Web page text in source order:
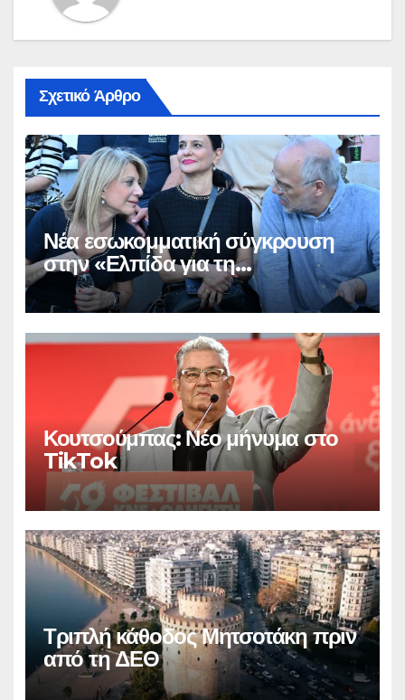
Σχετικό Άρθρο
Νέα εσωκομματική σύγκρουση
στην «Ελπίδα για τη
Δημοκρατία»
Κουτσούμπας: Νέο μήνυμα στο
TikTok
Τριπλή κάθοδος Μητσοτάκη πριν
από τη ΔΕΘ